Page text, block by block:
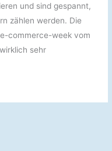
und sind gespannt,
zählen werden. Die
commerce-week vom
sehr